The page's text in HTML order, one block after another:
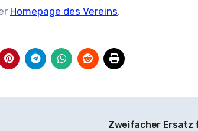
Homepage des Vereins.
Zweifacher Ersatz